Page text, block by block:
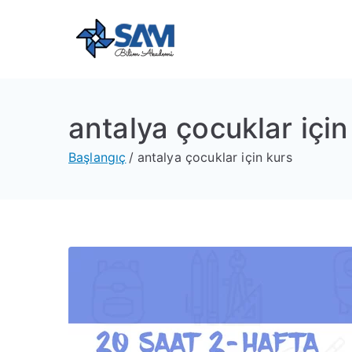
antalya çocuklar
Başlangıç antalya çocuklar için kurs